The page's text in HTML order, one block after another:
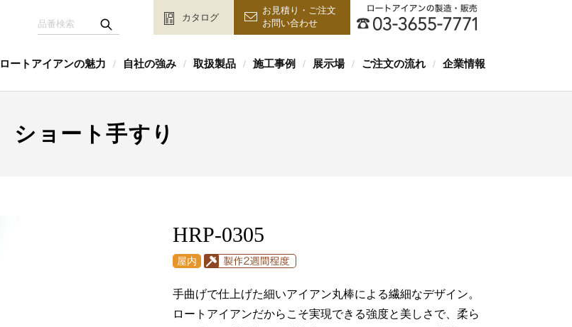
カタログ
お見積り・ご注文
お問い合わせ
ロートアイアンの魅力 / 自社の強み / 取扱製品 / 施工事例 / 展示場 / ご注文の流れ / 企業情報
ショート手すり
HRP-0305
手曲げで仕上げた細いアイアン丸棒による繊細なデザイン。
ロートアイアンだからこそ実現できる強度と美しさで、柔ら